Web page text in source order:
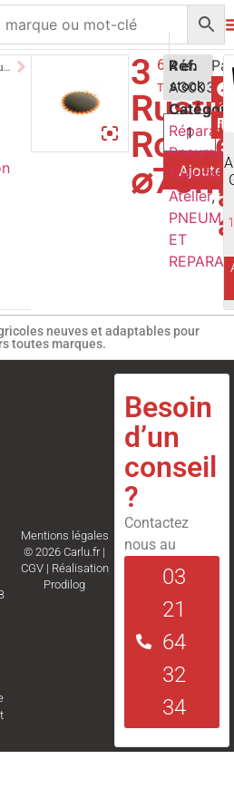
3 6,60€
TTC
4 en
stock
Ajouter
Réf.
A3003
Atelier,
ET
neuves et adaptables pour
toutes marques.
Mentions légales
© 2026 Carlu.fr |
CGV| Réalisation
Prodilog
Besoin
d’un
conseil
?
Contactez
nous au
03
21
64
32
34